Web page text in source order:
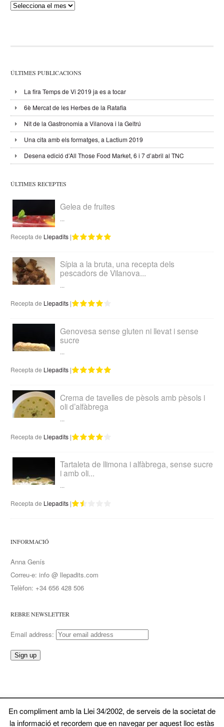
Publicacions
ÚLTIMES PUBLICACIONS
La fira Temps de Vi 2019 ja es a tocar
6è Mercat de les Herbes de la Ratafia
Nit de la Gastronomia a Vilanova i la Geltrú
Una cita amb els formatges, a Lactium 2019
Desena edició d’All Those Food Market, 6 i 7 d’abril al TNC
ÚLTIMES RECEPTES
Gelea de fruites
...
Recepta de Llepadits |
Sípia a la bruta, una recepta dels
pescadors de Vilanova...
...
Recepta de Llepadits |
Genovesa sense gluten ni llevat i sense
sucre
...
Recepta de Llepadits |
Crema de tavelles de pèsols amb pèsols i
oli d’alfàbrega
...
Recepta de Llepadits |
Tartaleta de llimona i alfàbrega, sense sucre
i amb oli...
...
Recepta de Llepadits |
INFORMACIÓ
Anna Genís
Correu-e: info @ llepadits.com
Telèfon: +34 656 428 506
REBRE NEWSLETTER
Email address:
© 2026 Llepadits. Tots ela drets reservats
En compliment amb la Llei 34/2002, de serveis de la societat de
la informació et recordem que en navegar per aquest lloc estàs